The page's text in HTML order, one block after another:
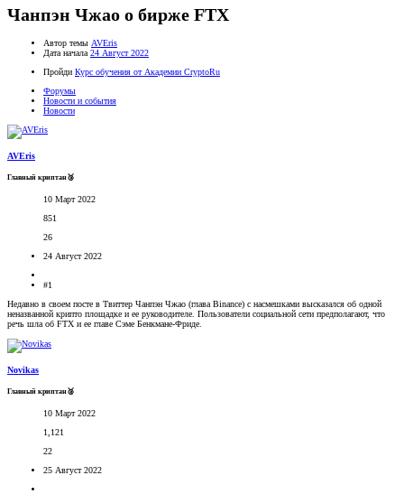
Чанпэн Чжао о бирже FTX
Автор темы AVEris
Дата начала 24 Август 2022
Пройди Курс обучения от Академии CryptoRu
Форумы
Новости и события
Новости
AVEris
Главный криптан🥉
10 Март 2022
851
26
24 Август 2022
#1
Недавно в своем посте в Твиттер Чанпэн Чжао (глава Binance) с насмешками высказался об одной
неназванной крипто площадке и ее руководителе. Пользователи социальной сети предполагают, что
речь шла об FTX и ее главе Сэме Бенкмане-Фриде.
Novikas
Главный криптан🥈
10 Март 2022
1,121
22
25 Август 2022